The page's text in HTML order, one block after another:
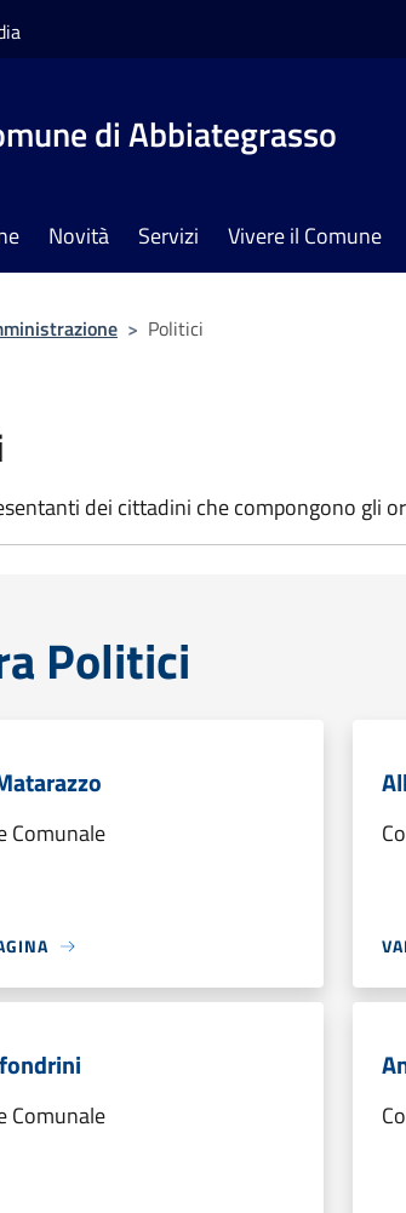
di Abbiategrasso
Novità Servizi Vivere il Comune
> Politici
dei cittadini che compongono gli
Politici
Comunale
Comunale